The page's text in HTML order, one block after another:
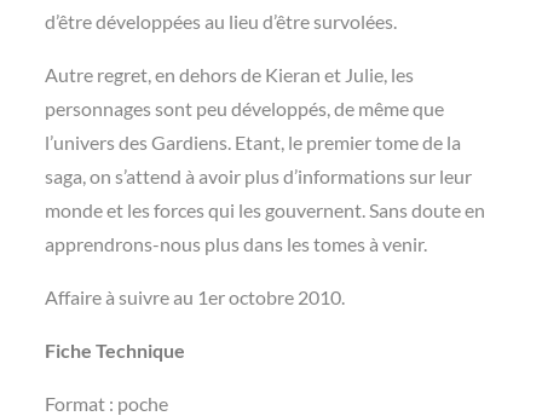
d’être développées au lieu d’être survolées.
Autre regret, en dehors de Kieran et Julie, les
personnages sont peu développés, de même que
l’univers des Gardiens. Etant, le premier tome de la
saga, on s’attend à avoir plus d’informations sur leur
monde et les forces qui les gouvernent. Sans doute en
apprendrons-nous plus dans les tomes à venir.
Affaire à suivre au 1er octobre 2010.
Fiche Technique
Format : poche